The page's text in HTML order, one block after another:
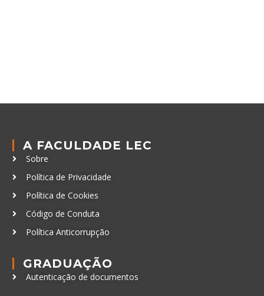
A FACULDADE LEC
Sobre
Política de Privacidade
Política de Cookies
Código de Conduta
Política Anticorrupção
GRADUAÇÃO
Autenticação de documentos